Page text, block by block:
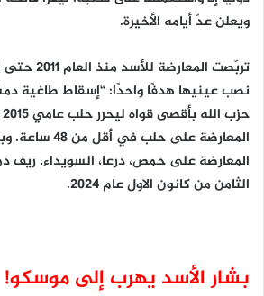
ويعلن عدّ أيامه الأخيرة.
نصب عينيها هدفًا واحدًا: “إسقاط طاغية
المعارضة على حمص، درعا، السويداء،
الثامن من كانون الاول عام 2024.
بشار الأسد يهرب إلى موسكو!